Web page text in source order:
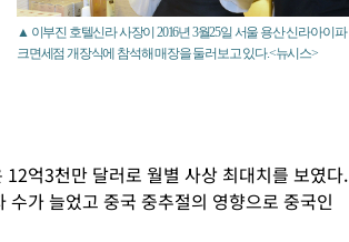
▲ 이부진 호텔신라 사장이 2016년 3월25일 서울 용산 신라아이파
크면세점 개장식에 참석해 매장을 둘러보고 있다.<뉴시스>
억3천만 달러로 월별 사상 최대치를 보였다.
가 늘었고 중국 중추절의 영향으로 중국인